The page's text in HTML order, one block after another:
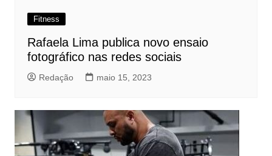
Fitness
Rafaela Lima publica novo ensaio
fotográfico nas redes sociais
Redação maio 15, 2023